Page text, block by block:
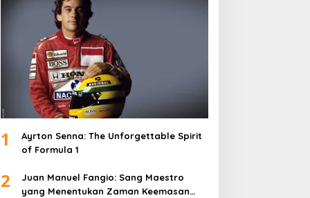
1
Ayrton Senna: The Unforgettable Spirit
of Formula 1
2
Juan Manuel Fangio: Sang Maestro
yang Menentukan Zaman Keemasan